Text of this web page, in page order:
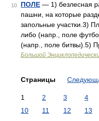
10 ПОЛЕ — 1) безлесная
пашни, на которые
запольные участки.3)
либо (напр., поле
(напр., поле битвы).5)
Большой
Страницы
1 2 3 4
10
11 12 13